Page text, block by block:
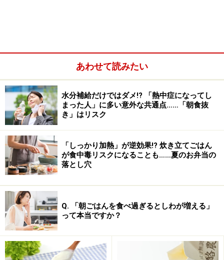
が多いことがわかります。
牛肉はサシと呼ばれる脂肪の筋が入るからおいしいので
すが、サシの入った霜降り肉は成分表では「脂肪付き」
になります。「赤肉」ではありませんので、ご注意くだ
あわせて読みたい
水分補給だけではダメ!? 「熱中症になってし
まった人」に多い意外な共通点……「朝食抜
き」はリスク
「しっかり加熱」が逆効果!? 炊き立てごはん
が食中毒リスクになることも……夏のお弁当の
落とし穴
Q. 「朝ごはんを食べ過ぎるとしわが増える」
って本当ですか？